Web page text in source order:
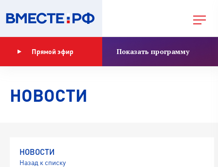
Прямой эфир Показать программу
НОВОСТИ
НОВОСТИ
Назад к списку